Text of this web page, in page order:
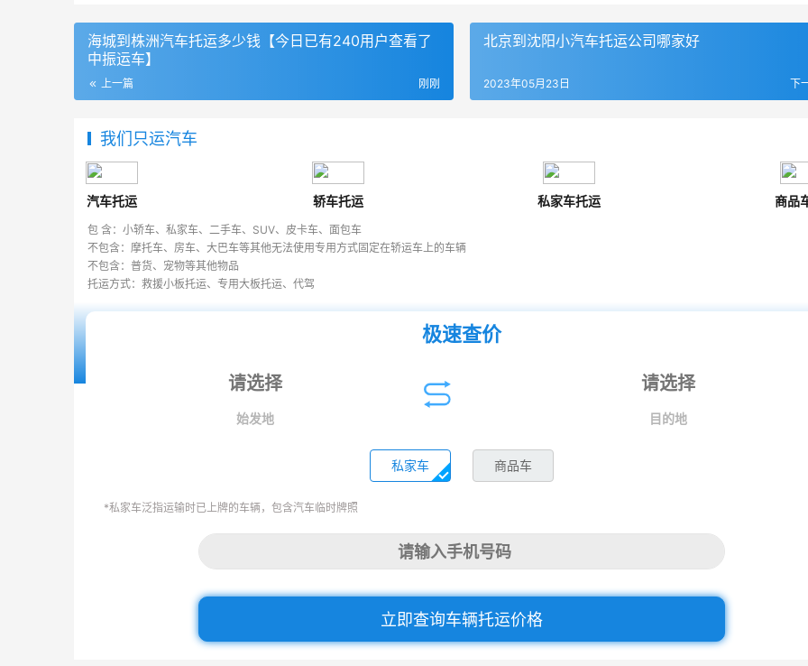
海城到株洲汽车托运多少钱【今日已有240用户查看了
中振运车】
上一篇 刚刚
北京到沈阳小汽车托运公司哪家好
下
2023年05月23日
我们只运汽车
汽车托运 轿车托运 私家车托运 商品
包 含：小轿车、私家车、二手车、SUV、皮卡车、面包车
不包含：摩托车、房车、大巴车等其他无法使用专用方式固定在轿运车上的车辆
不包含：普货、宠物等其他物品
托运方式：救援小板托运、专用大板托运、代驾
极速查价
始发地 目的地
私家车 商品车
*私家车泛指运输时已上牌的车辆，包含汽车临时牌照
立即查询车辆托运价格